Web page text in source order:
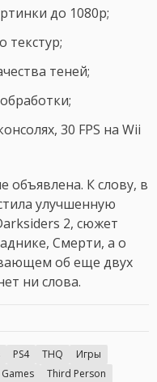
до 1080p;
текстур;
теней;
30 FPS на Wii
объявлена. К слову, в
улучшенную
2, сюжет
Смерти, а о
об еще двух
ни слова.
PS4 THQ
Игры
Third Person